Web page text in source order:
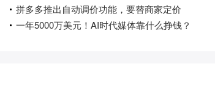
拼多多推出自动调价功能，要替商家定价
一年5000万美元！AI时代媒体靠什么挣钱？